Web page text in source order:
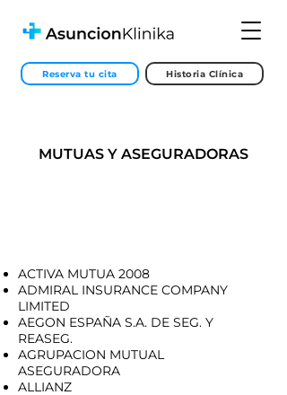
Reserva tu cita Historia Clínica
MUTUAS Y ASEGURADORAS
ACTIVA MUTUA 2008
ADMIRAL INSURANCE COMPANY
LIMITED
AEGON ESPAÑA S.A. DE SEG. Y
REASEG.
AGRUPACION MUTUAL
ASEGURADORA
ALLIANZ